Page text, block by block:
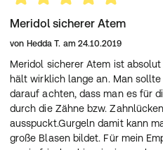
Aroma
Stannous Fluoride
Sodium Saccharin
CI 42051
Hydrochloric Acid
Meridol sicherer Atem
von Hedda T. am 24.10.2019
Meridol sicherer Atem ist
hält wirklich lange an. Man
darauf achten, dass man es für
durch die Zähne bzw.
ausspuckt.Gurgeln damit kann
große Blasen bildet. Für mein